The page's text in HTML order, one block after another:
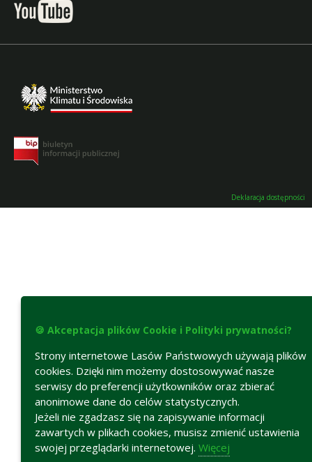
Deklaracja dostępności
🍪 Akceptacja plików Cookie i Polityki prywatności?
Strony internetowe Lasów Państwowych używają plików
cookies. Dzięki nim możemy dostosowywać nasze
serwisy do preferencji użytkowników oraz zbierać
anonimowe dane do celów statystycznych.
Jeżeli nie zgadzasz się na zapisywanie informacji
zawartych w plikach cookies, musisz zmienić ustawienia
swojej przeglądarki internetowej. Więcej